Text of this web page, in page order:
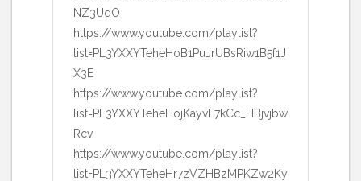
NZ3UqO
https://www.youtube.com/playlist?
list=PL3YXXYTeheHoB1PuJrUBsRiw1B5f1J
X3E
https://www.youtube.com/playlist?
list=PL3YXXYTeheHojKayvE7kCc_HBjvjbw
Rcv
https://www.youtube.com/playlist?
list=PL3YXXYTeheHr7zVZHBzMPKZw2Ky